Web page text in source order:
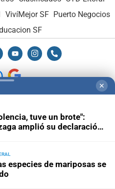
VivíMejor SF Puerto Negocios
SF
-Elementos institucionales
Litoral-MediaKit
miembro de:
✕
tuve un brote":
amplió su declaración
especies de mariposas se